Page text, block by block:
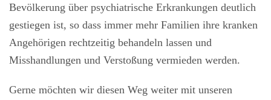
Bevölkerung über psychiatrische Erkrankungen deutlich
gestiegen ist, so dass immer mehr Familien ihre kranken
Angehörigen rechtzeitig behandeln lassen und
Misshandlungen und Verstoßung vermieden werden.
Gerne möchten wir diesen Weg weiter mit unseren